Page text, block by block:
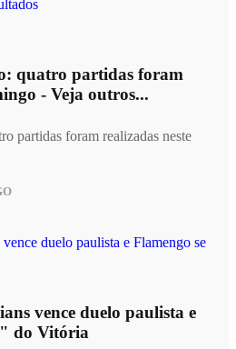
quatro partidas foram
- Veja outros...
partidas foram realizadas neste
vence duelo paulista e
do Vitória